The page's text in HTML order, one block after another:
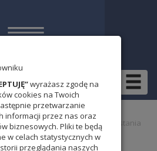
wyrażasz zgodę na
cookies na Twoich
przetwarzanie
informacji przez nas oraz
biznesowych. Pliki te będą
w celach statystycznych w
przeglądania naszych
2014/2015» 72.rocznica powstania